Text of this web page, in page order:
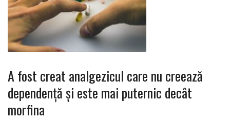
A fost creat analgezicul care nu creează
dependență și este mai puternic decât
morfina